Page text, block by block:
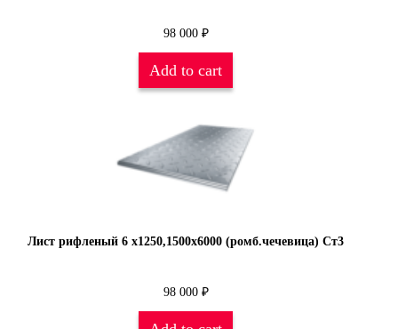
98 000 ₽
Add to cart
Лист рифленый 6 х1250,1500х6000 (ромб.чечевица) Ст3
98 000 ₽